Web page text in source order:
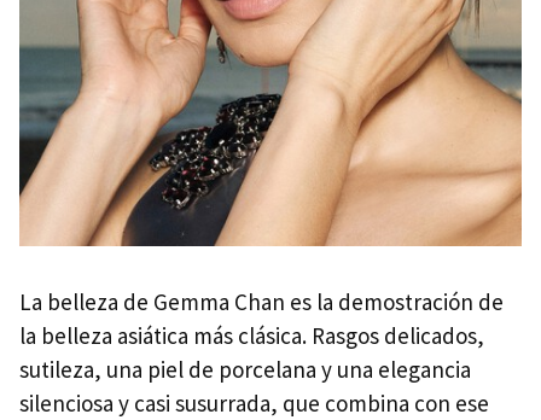
La belleza de Gemma Chan es la demostración de
la belleza asiática más clásica. Rasgos delicados,
sutileza, una piel de porcelana y una elegancia
silenciosa y casi susurrada, que combina con ese